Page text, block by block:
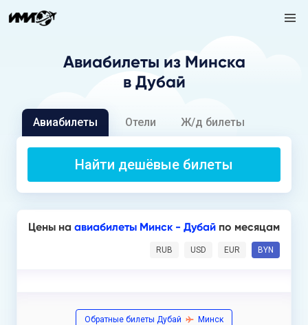
Авиабилеты из Минска
в Дубай
Авиабилеты Отели Ж/д билеты
Найти дешёвые билеты
Цены на авиабилеты Минск - Дубай по месяцам
RUB USD EUR BYN
Обратные билеты Дубай Минск